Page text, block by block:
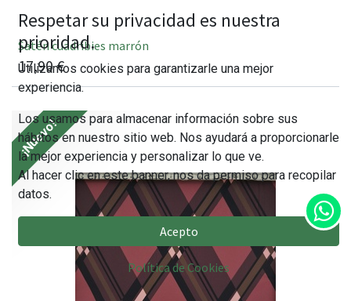
Satén cuadribies marrón
17,90€
¡Nuevo!
Respetar su privacidad es nuestra
prioridad.
Utilizamos cookies para garantizarle una mejor
experiencia.
Los usamos para almacenar información sobre sus
hábitos en nuestro sitio web. Nos ayudará a proporcionarle
la mejor experiencia y personalizar lo que ve.
Al hacer clic en este banner, nos da permiso para recopilar
datos.
Acepto
Política de Cookies